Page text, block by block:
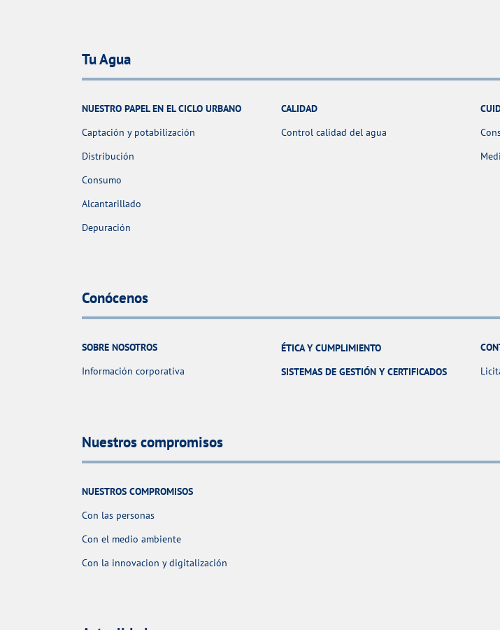
Tu Agua
NUESTRO PAPEL EN EL CICLO URBANO
Captación y potabilización
Distribución
Consumo
Alcantarillado
Depuración
CALIDAD
Control calidad del agua
Conócenos
SOBRE NOSOTROS
Información corporativa
ÉTICA Y CUMPLIMIENTO
SISTEMAS DE GESTIÓN Y CERTIFICADOS
Nuestros compromisos
NUESTROS COMPROMISOS
Con las personas
Con el medio ambiente
Con la innovacion y digitalización